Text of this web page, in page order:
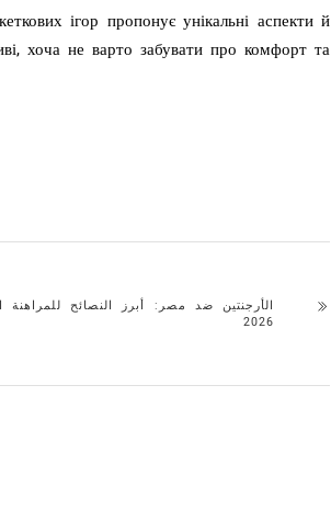
ігор пропонує унікальні аспекти й
хоча не варто забувати про комфорт та
الأرجنتين ضد مصر: أبرز النصائح للمراهنة
2026